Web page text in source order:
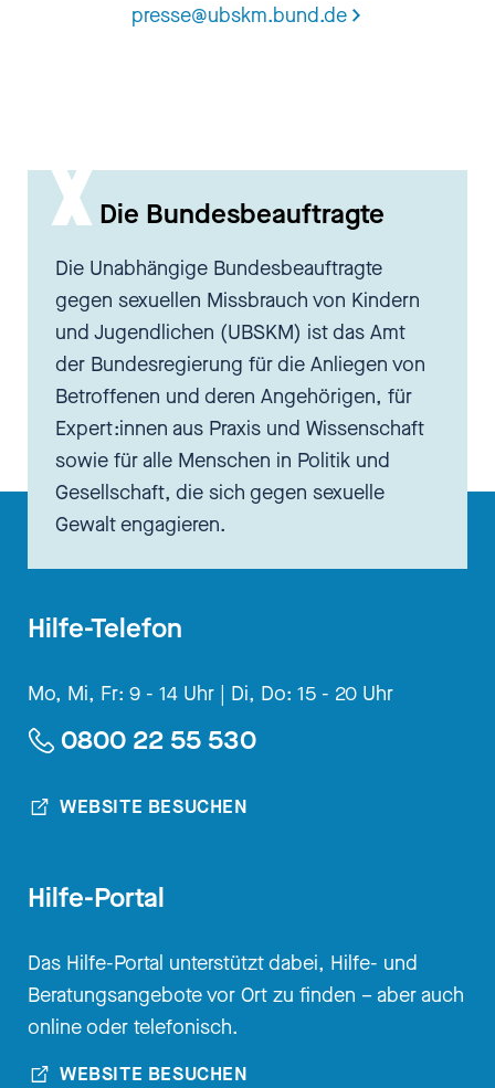
[00:02:59.410] - Andreas Krüger
Ja, da haben aber auch alle
Kolleginnen und Kollegen eine
andere Haltung dazu. Schafft
natürlich auch eine
vertrauensvolle Atmosphäre.
[00:03:06.320] - Nadia Kailouli
Ja, und die wollen wir jetzt heute
mit dir haben. Und du hast es
gerade eigentlich schon
angesprochen: Die meisten
den Deckel bekommen. Du bist
wir sprechen heute über
Ankerland. Das ist nicht dein
neues Album, sondern das ist?
[00:03:24.780] - Andreas Krüger
wahrscheinlich das erste
im deutschsprachigen Raum und
ist entstanden aufgrund meiner
Tätigkeit, die ich so vor über 25
Jahren begonnen habe, also in
presse@ubskm.bund.de
Die Bundesbeauftragte
Die Unabhängige Bundesbeauftragte
gegen sexuellen Missbrauch von Kindern
und Jugendlichen (UBSKM) ist das Amt
der Bundesregierung für die Anliegen von
Betroffenen und deren Angehörigen, für
Expert:innen aus Praxis und Wissenschaft
sowie für alle Menschen in Politik und
Gesellschaft, die sich gegen sexuelle
Gewalt engagieren.
Hilfe-Telefon
Mo, Mi, Fr: 9 - 14 Uhr | Di, Do: 15 - 20 Uhr
0800 22 55 530
WEBSITE BESUCHEN
Hilfe-Portal
Das Hilfe-Portal unterstützt dabei, Hilfe- und
Beratungsangebote vor Ort zu finden – aber auch
online oder telefonisch.
WEBSITE BESUCHEN